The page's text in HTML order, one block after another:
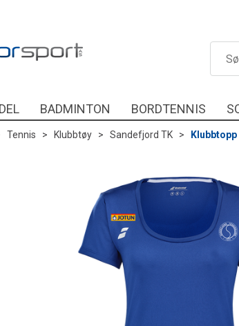
BADMINTON BORDTENNIS
Tennis > Klubbtøy > Sandefjord TK >